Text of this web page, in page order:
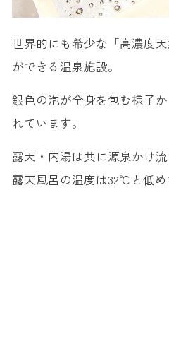
世界的にも希少な「高濃度
ができる温泉施設。
銀色の泡が全身を包む様子
れています。
露天・内湯は共に源泉かけ
露天風呂の温度は32℃と低め